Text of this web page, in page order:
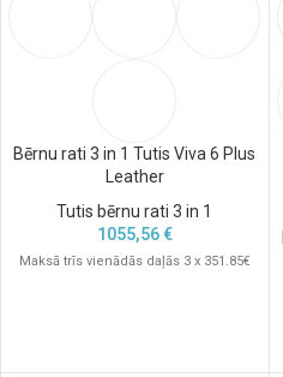
Bērnu rati 3 in 1 Tutis Viva 6 Plus
Leather
Tutis bērnu rati 3 in 1
1055,56€
Maksā trīs vienādās daļās 3 x 351.85€